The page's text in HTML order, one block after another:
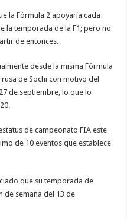
la Fórmula 2 apoyaría cada
la temporada de la F1; pero no
de entonces.
desde la misma Fórmula
de Sochi con motivo del
de septiembre, lo que lo
de campeonato FIA este
de 10 eventos que establece
que su temporada de
de semana del 13 de